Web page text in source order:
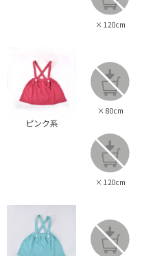
× 120cm
ピンク系
× 80cm
× 120cm